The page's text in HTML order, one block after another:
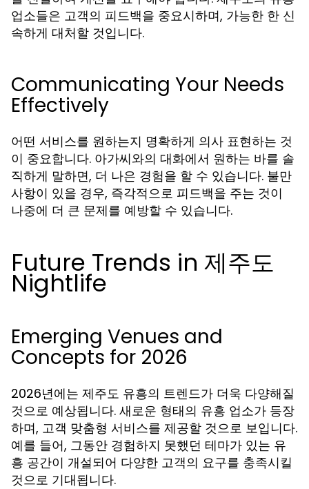
업소들은 고객의 피드백을 중요시하며, 가능한 한 신
속하게 대처할 것입니다.
Communicating Your Needs
Effectively
어떤 서비스를 원하는지 명확하게 의사 표현하는 것
이 중요합니다. 아가씨와의 대화에서 원하는 바를 솔
직하게 말하면, 더 나은 경험을 할 수 있습니다. 불만
사항이 있을 경우, 즉각적으로 피드백을 주는 것이
나중에 더 큰 문제를 예방할 수 있습니다.
Future Trends in 제주도
Nightlife
Emerging Venues and
Concepts for 2026
2026년에는 제주도 유흥의 트렌드가 더욱 다양해질
것으로 예상됩니다. 새로운 형태의 유흥 업소가 등장
하며, 고객 맞춤형 서비스를 제공할 것으로 보입니다.
예를 들어, 그동안 경험하지 못했던 테마가 있는 유
흥 공간이 개설되어 다양한 고객의 요구를 충족시킬
것으로 기대됩니다.